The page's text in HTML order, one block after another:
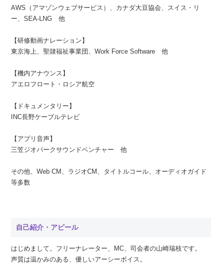
AWS（アマゾンウェブサービス）、カナダ大豆協会、スイス・リ
ー、SEA-LNG 他
【研修動画ナレーション】
東京海上、聖隷福祉事業団、Work Force Software 他
【機内アナウンス】
アエロフロート・ロシア航空
【ドキュメンタリー】
INC長野ケーブルテレビ
【アプリ音声】
三笠ジオパークサウンドベンチャー 他
その他、Web CM、ラジオCM、タイトルコール、オーディオガイド
等多数
自己紹介・アピール
はじめまして。フリーナレーター、MC、司会者の山崎瑞枝です。
声質は温かみのある、優しいアーシーボイス。